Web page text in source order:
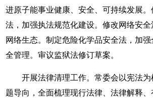
进原子能事业健康、安全、可持续发展
法，加强执法规范化建设。修改网络安
网络生态。制定危险化学品安全法，加
全管理。审议监狱法修订草案。
开展法律清理工作。常委会以宪法
题导向，全面梳理现行法律、法律解释